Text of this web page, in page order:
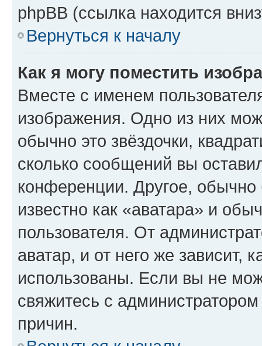
phpBB (ссылка находится
Вернуться к началу
Как я могу поместить
Вместе с именем
изображения. Одно из них
обычно это звёздочки,
сколько сообщений вы
конференции. Другое,
известно как «аватара» и
пользователя. От
аватар, и от него же зависит,
использованы. Если вы не
свяжитесь с
причин.